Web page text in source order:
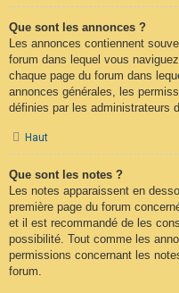
Que sont les annonces ?
Les annonces contiennent
forum dans lequel vous
chaque page du forum dans
annonces générales, les
définies par les administrateurs
Haut
Que sont les notes ?
Les notes apparaissent en
première page du forum
et il est recommandé de les
possibilité. Tout comme les
permissions concernant les
forum.